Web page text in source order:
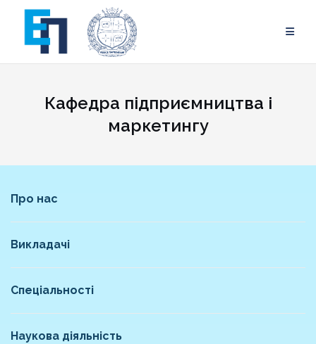
content
Кафедра підприємництва і
маркетингу
Про нас
Викладачі
Спеціальності
Наукова діяльність